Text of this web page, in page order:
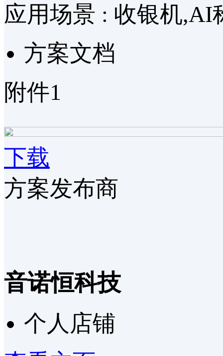
应用场景 : 收银机,AI
方案文档
附件1
下载
方案发布商
音诺恒科技
个人店铺